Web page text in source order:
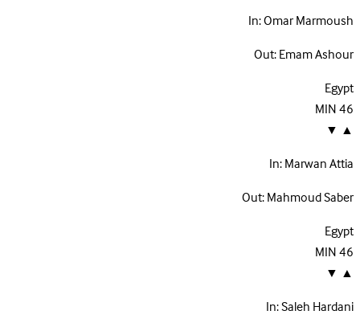
In:Omar Marmoush
Out:Emam Ashour
Egypt
46
MIN
▲
▼
In:Marwan Attia
Out:Mahmoud Saber
Egypt
46
MIN
▲
▼
In:Saleh Hardani